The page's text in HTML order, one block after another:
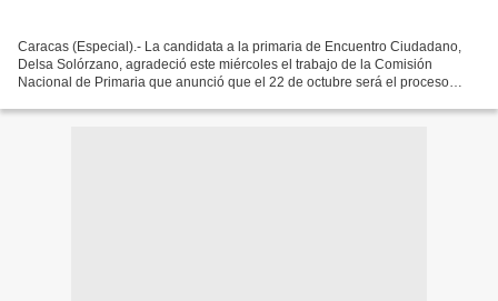
Caracas (Especial).- La candidata a la primaria de Encuentro Ciudadano,
Delsa Solórzano, agradeció este miércoles el trabajo de la Comisión
Nacional de Primaria que anunció que el 22 de octubre será el proceso